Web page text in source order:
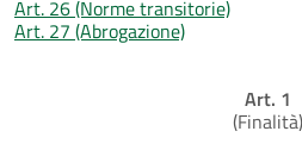
Art. 26 (Norme transitorie)
Art. 27 (Abrogazione)
Art. 1
(Finalità)